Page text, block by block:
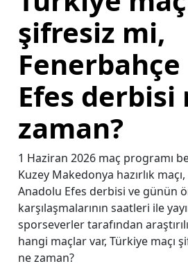
şifresiz mi,
Fenerbahçe
Efes derbisi
zaman?
1 Haziran 2026 maç programı
Kuzey Makedonya hazırlık
Anadolu Efes derbisi ve günün
karşılaşmalarının saatleri ile
sporseverler tarafından
hangi maçlar var, Türkiye maçı
ne zaman?